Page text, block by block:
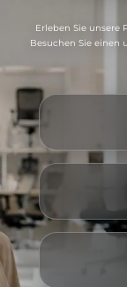
Erleben Sie unsere
Besuchen Sie einen